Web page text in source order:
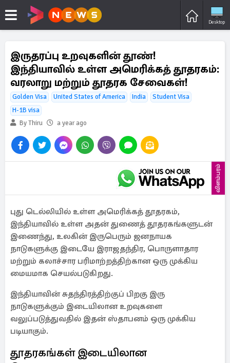
Desktop
இருதரப்பு உறவுகளின் தூண்!
இந்தியாவில் உள்ள அமெரிக்கத் தூதரகம்:
வரலாறு மற்றும் தூதரக சேவைகள்!
Golden Visa United States of America India
Student Visa
H-1B visa
By Thiru
a year ago
விளம்பரம்
புது டெல்லியில் உள்ள அமெரிக்கத் தூதரகம்,
இந்தியாவில் உள்ள அதன் துணைத் தூதரகங்களுடன்
இணைந்து, உலகின் இருபெரும் ஜனநாயக
நாடுகளுக்கு இடையே இராஜதந்திர, பொருளாதார
மற்றும் கலாச்சார பரிமாற்றத்திற்கான ஒரு முக்கிய
மையமாக செயல்படுகிறது.
இந்தியாவின் சுதந்திரத்திற்குப் பிறகு இரு
நாடுகளுக்கும் இடையிலான உறவுகளை
வலுப்படுத்துவதில் இதன் ஸ்தாபனம் ஒரு முக்கிய
படியாகும்.
தூதரகங்கள் இடையிலான